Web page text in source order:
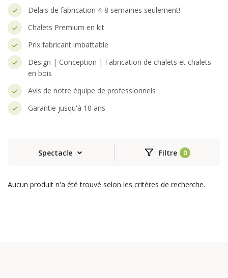
Delais de fabrication 4-8 semaines seulement!
Chalets Premium en kit
Prix fabricant imbattable
Design | Conception | Fabrication de chalets et chalets
en bois
Avis de notre équipe de professionnels
Garantie jusqu'à 10 ans
Spectacle Filtre
Aucun produit n'a été trouvé selon les critères de recherche.